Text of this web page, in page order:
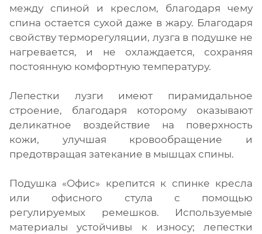
между спиной и креслом, благодаря чему
спина остается сухой даже в жару. Благодаря
свойству терморегуляции, лузга в подушке не
нагревается, и не охлаждается, сохраняя
постоянную комфортную температуру.
Лепестки лузги имеют пирамидальное
строение, благодаря которому оказывают
деликатное воздействие на поверхность
кожи, улучшая кровообращение и
предотвращая затекание в мышцах спины.
Подушка «Офис» крепится к спинке кресла
или офисного стула с помощью
регулируемых ремешков. Используемые
материалы устойчивы к износу; лепестки